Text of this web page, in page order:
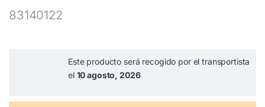
83140122
Este producto será recogido por el transportista
el 10 agosto, 2026